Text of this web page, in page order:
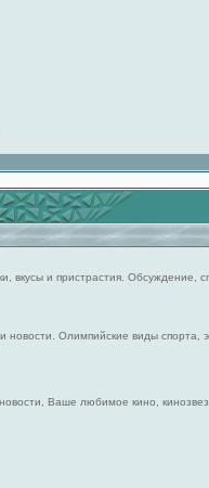
вкусы и пристрастия. Обсуждение,
новости. Олимпийские виды спорта,
Ваше любимое кино,